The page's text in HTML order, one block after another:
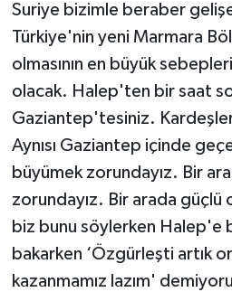
Suriye bizimle beraber
Türkiye'nin yeni Marmara
olmasının en büyük
olacak. Halep'ten bir saat
Gaziantep'tesiniz.
Aynısı Gaziantep içinde
büyümek zorundayız. Bir
zorundayız. Bir arada güçlü
biz bunu söylerken Halep'e
bakarken ‘Özgürleşti artık
kazanmamız lazım'